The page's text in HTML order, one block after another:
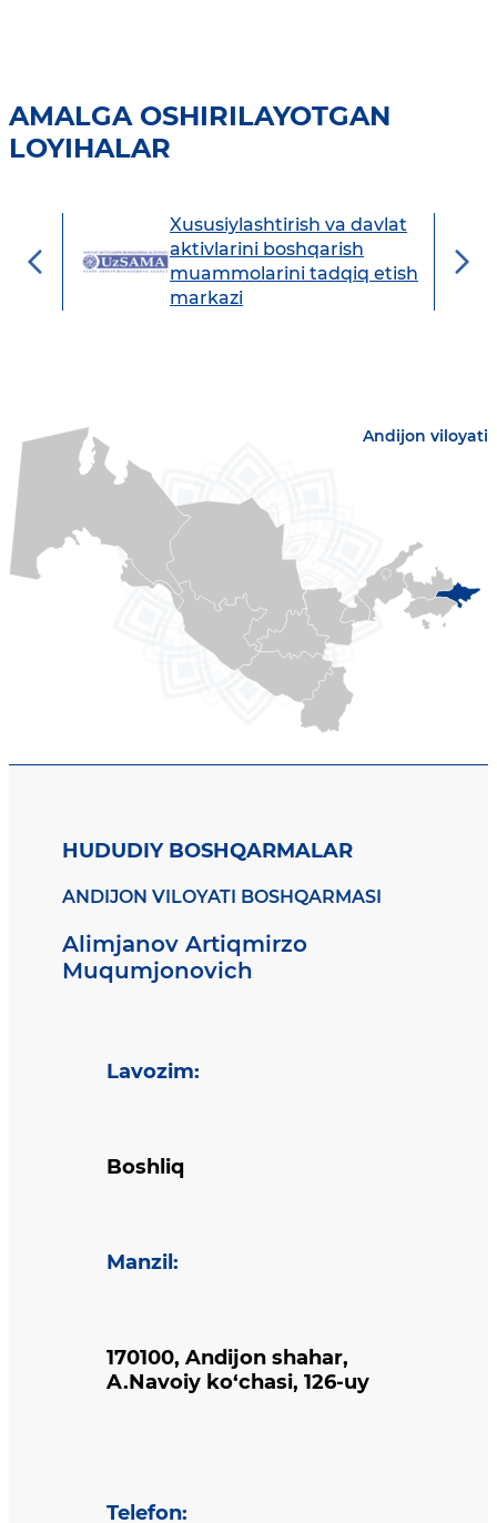
AMALGA OSHIRILAYOTGAN
LOYIHALAR
Xususiylashtirish va davlat
aktivlarini boshqarish
muammolarini tadqiq etish
markazi
Andijon viloyati
HUDUDIY BOSHQARMALAR
ANDIJON VILOYATI BOSHQARMASI
Alimjanov Artiqmirzo
Muqumjonovich
Lavozim:
Boshliq
Manzil :
170100, Andijon shahar,
A.Navoiy ko‘chasi, 126-uy
Telefon: